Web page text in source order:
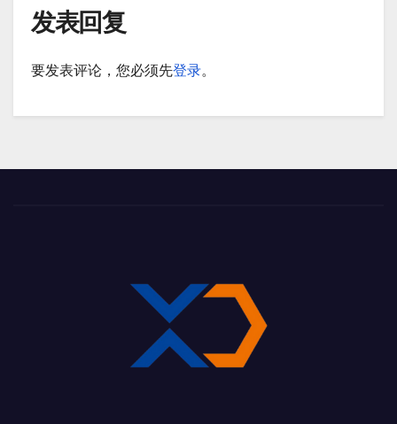
发表回复
要发表评论，您必须先登录。